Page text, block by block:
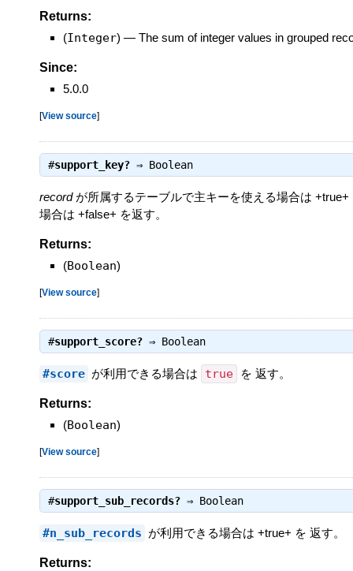
Returns:
(Integer) — The sum of integer values in grouped
Since:
5.0.0
[View source]
#support_key? ⇒ Boolean
recordが所属するテーブルで主キーを使える場合は +true+
場合は +false+ を返す。
Returns:
(Boolean)
[View source]
#support_score? ⇒ Boolean
#score が利用できる場合は true を 返す。
Returns:
(Boolean)
[View source]
#support_sub_records? ⇒ Boolean
#n_sub_records が利用できる場合は +true+ を 返す。
Returns: